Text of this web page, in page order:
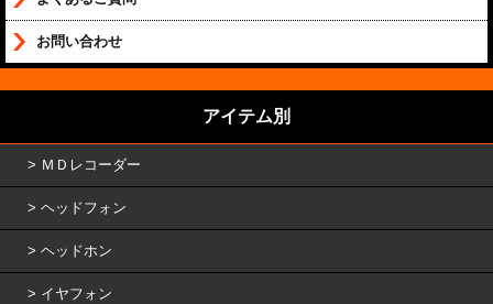
お問い合わせ
アイテム別
ＭＤレコーダー
ヘッドフォン
ヘッドホン
イヤフォン